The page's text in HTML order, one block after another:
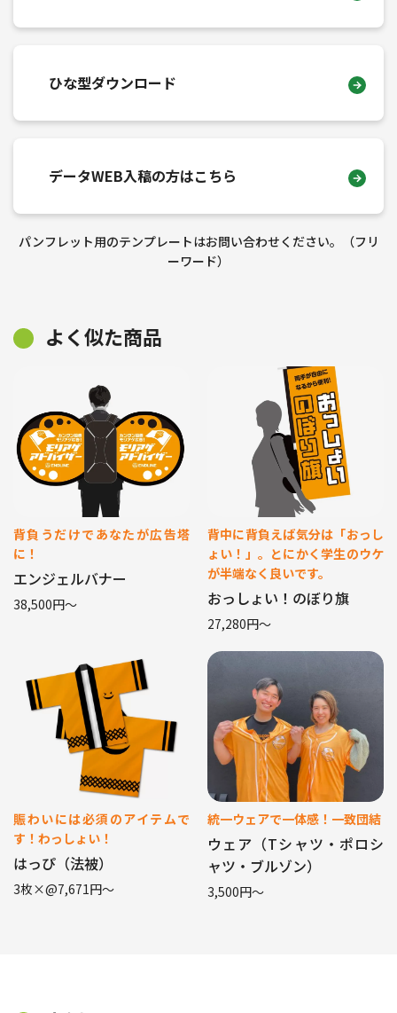
ひな型ダウンロード
データWEB入稿の方はこちら
パンフレット用のテンプレートはお問い合わせください。（フリ
ーワード）
よく似た商品
背負うだけであなたが広告塔
に！
エンジェルバナー
38,500円〜
背中に背負えば気分は「おっし
ょい！」。とにかく学生のウケ
が半端なく良いです。
おっしょい！のぼり旗
27,280円〜
賑わいには必須のアイテムで
す！わっしょい！
はっぴ（法被）
3枚×@7,671円〜
統一ウェアで一体感！一致団結
ウェア（Tシャツ・ポロシ
ャツ・ブルゾン）
3,500円〜